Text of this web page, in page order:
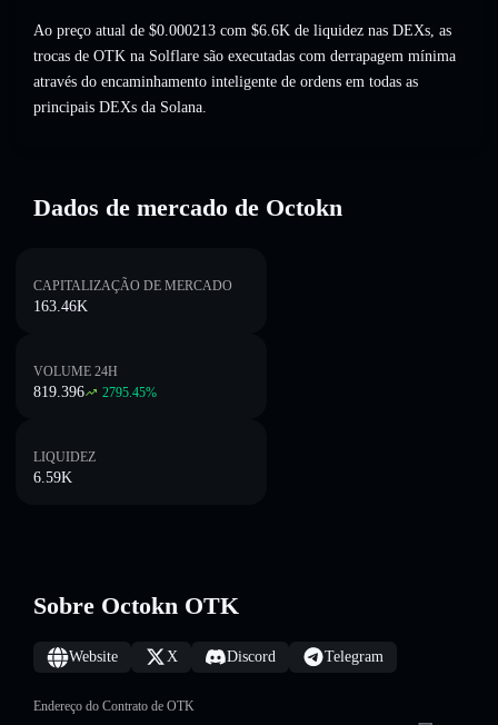
Ao preço atual de $0.000213 com $6.6K de liquidez nas DEXs, as
trocas de OTK na Solflare são executadas com derrapagem mínima
através do encaminhamento inteligente de ordens em todas as
principais DEXs da Solana.
Dados de mercado de Octokn
CAPITALIZAÇÃO DE MERCADO
163.46K
VOLUME 24H
819.396 2795.45%
LIQUIDEZ
6.59K
Sobre Octokn OTK
Website X Discord Telegram
Endereço do Contrato de OTK